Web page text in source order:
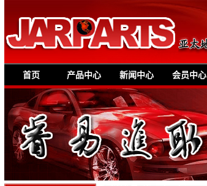
首页 产品中心 新闻中心 会员中心